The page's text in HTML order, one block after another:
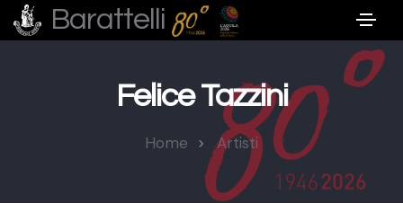
Barattelli
Felice Tazzini
Home Artisti